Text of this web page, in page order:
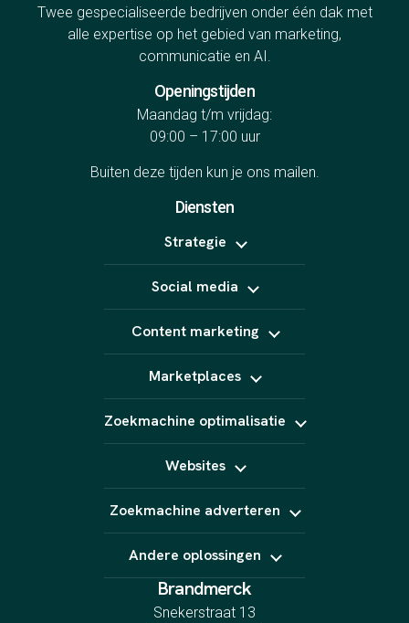
Twee gespecialiseerde bedrijven onder één dak met
alle expertise op het gebied van marketing,
communicatie en AI.
Openingstijden
Maandag t/m vrijdag:
09:00 – 17:00 uur
Buiten deze tijden kun je ons mailen.
Diensten
Strategie
Online marketing uitbesteden
B2B marketing
Content strategie
Social media
LinkedIn Ads
TikTok Ads
Snapchat Ads
Content marketing
Video (short form)
Fotografie
Animatie
E-Mail marketing
Marketplaces
Kaufland
Amazon
Marktplaats
Zoekmachine optimalisatie
GEO
Linkbuilding
Websites
Webshop laten maken
Landingspagina's
CRO
Zoekmachine adverteren
Bing Ads
YouTube Ads
Andere oplossingen
Indeed
Spotify
Brandmerck
Snekerstraat 13